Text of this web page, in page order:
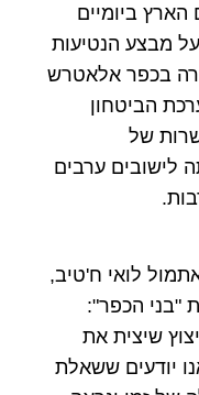
הארץ ביומיים
מבצע הנטיעות
בכפר אלאטרש
הביטחון
של
לישובים ערבים
לואי ח'טיב,
"בני הכפר":
שיצית את
יודעים ששאלת